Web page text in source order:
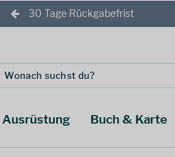
30 Tage Rückgabefrist
Ausrüstung Buch & Karte